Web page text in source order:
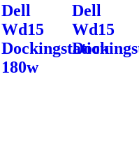
Dell
Wd15
Dockingstation
180w
Dell
Wd15